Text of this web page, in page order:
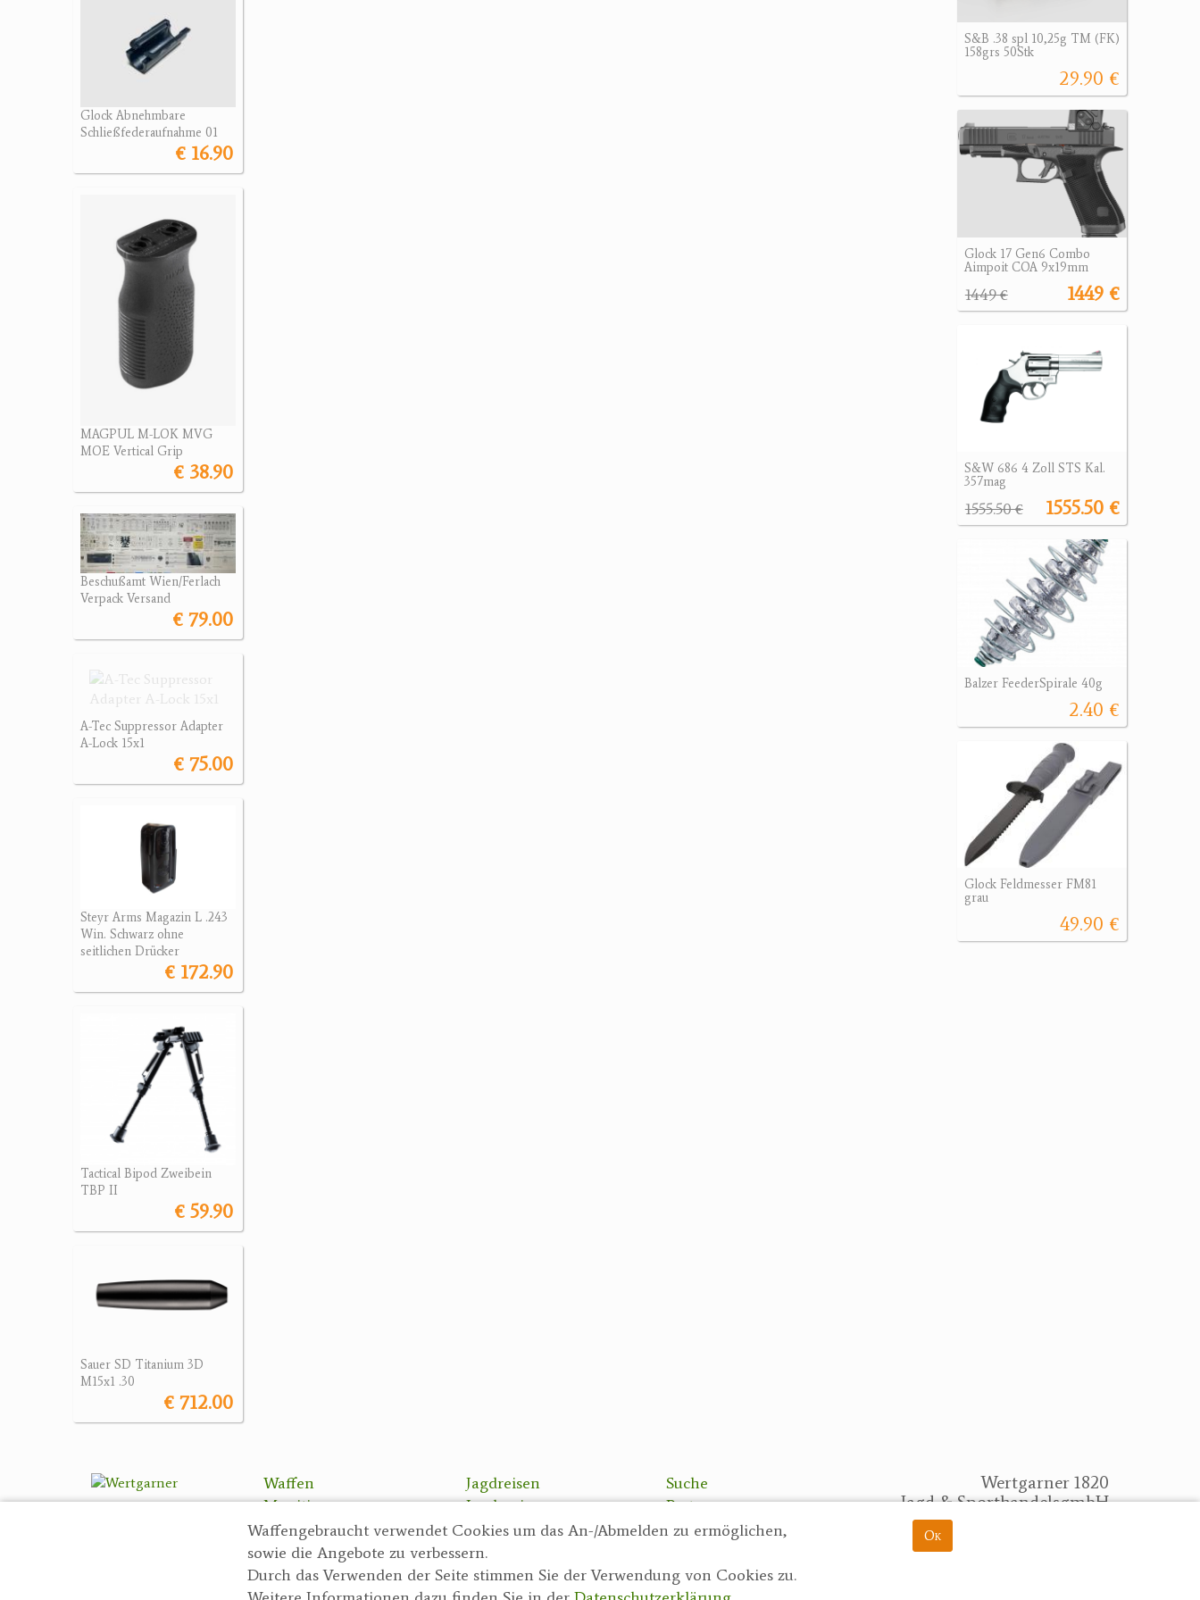
Waffengebraucht verwendet Cookies um das An-/Abmelden zu ermöglichen,
sowie die Angebote zu verbessern.
Durch das Verwenden der Seite stimmen Sie der Verwendung von Cookies zu.
Ok
Glock Abnehmbare
Schließfederaufnahme 01
€ 16.90
MAGPUL M-LOK MVG
MOE Vertical Grip
€ 38.90
Beschußamt Wien/Ferlach
Verpack Versand
€ 79.00
A-Tec Suppressor Adapter
A-Lock 15x1
€ 75.00
Steyr Arms Magazin L .243
Win. Schwarz ohne
seitlichen Drücker
€ 172.90
Tactical Bipod Zweibein
TBP II
€ 59.90
Sauer SD Titanium 3D
M15x1 .30
€ 712.00
S&B .38 spl 10,25g TM (FK)
158grs 50Stk
29.90 €
Glock 17 Gen6 Combo
Aimpoit COA 9x19mm
1449 €
1449 €
S&W 686 4 Zoll STS Kal.
357mag
1555.50 €
1555.50 €
Balzer FeederSpirale 40g
2.40 €
Glock Feldmesser FM81
grau
49.90 €
Waffen
Munition
Optik
Bogensport
Zubehör
Jagdreisen
Jagdreviere
Bücher, Videos
Antikes
Geschenke
Reviereinrichtungen
Suche
Partner
AGBs
Impressum
Wertgarner 1820
Jagd & SporthandelsgmbH